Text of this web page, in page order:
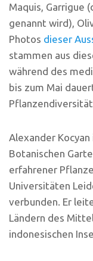
Maquis, Garrigue
genannt wird),
Photos dieser
stammen aus
während des
bis zum Mai
Alexander
Botanischen
erfahrener
Universitäten
verbunden. Er
Ländern des
indonesischen